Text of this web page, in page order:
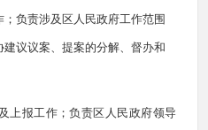
负责涉及区人民政府工作范围
议议案、提案的分解、督办和
上报工作；负责区人民政府领导